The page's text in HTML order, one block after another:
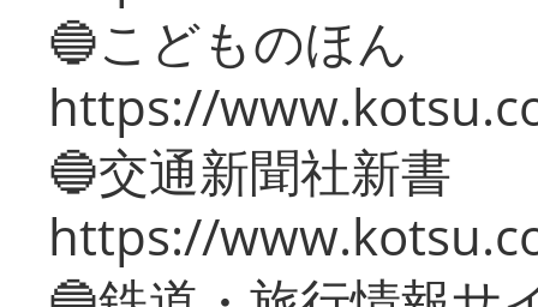
🔵こどものほん
https://
🔵交通新聞社新書
https://